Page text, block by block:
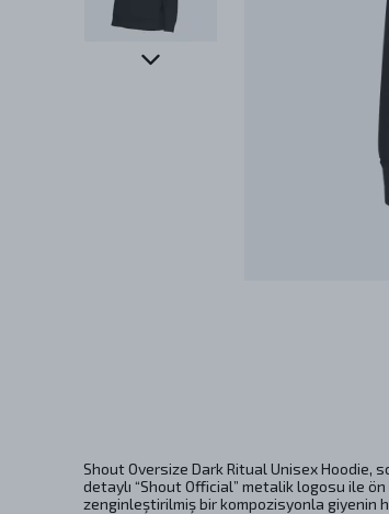
Shout Oversize Dark Ritual Unisex Hoodie,
detaylı “Shout Official” metalik logosu ile
zenginleştirilmiş bir kompozisyonla giyenin